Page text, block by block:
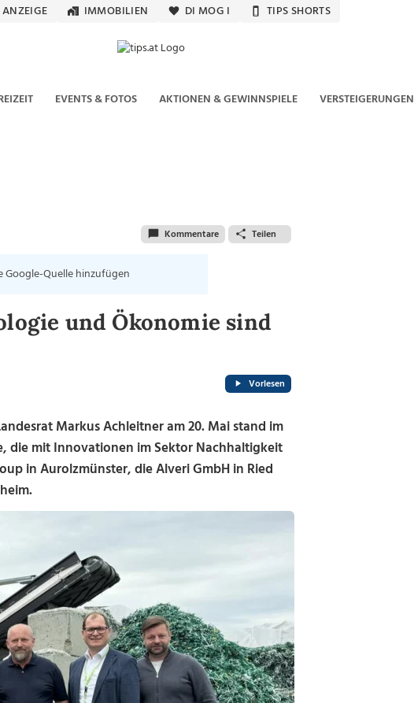
IMMOBILIEN DI MOG I TIPS SHORTS
EVENTS & FOTOS AKTIONEN & GEWINNSPIELE VERSTEIGERUNGEN
Kommentare Teilen
Google-Quelle hinzufügen
und Ökonomie sind
Vorlesen
Markus Achleitner am 20. Mai stand im
die mit Innovationen im Sektor Nachhaltigkeit
in Aurolzmünster, die Alveri GmbH in Ried